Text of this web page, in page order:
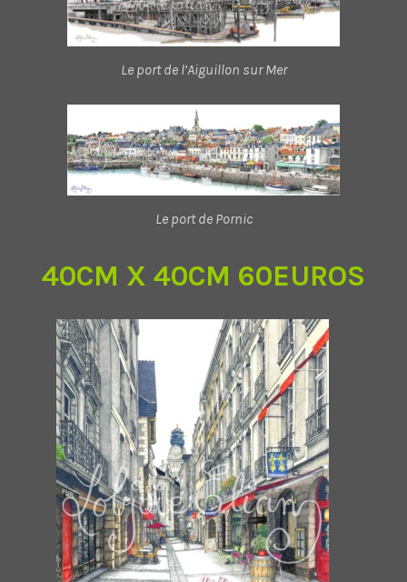
Le port de l’Aiguillon sur Mer
Le port de Pornic
40CM X 40CM 60EUROS